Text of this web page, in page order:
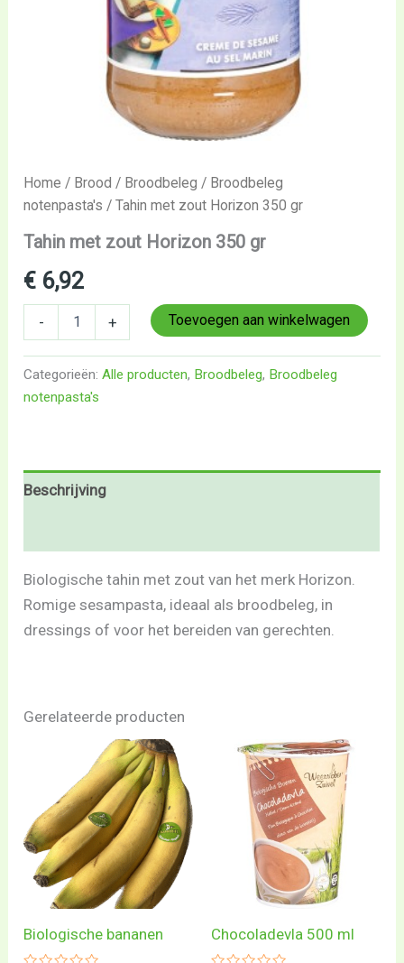
Home / Brood / Broodbeleg / Broodbeleg
notenpasta's / Tahin met zout Horizon 350 gr
Tahin met zout Horizon 350 gr
€ 6,92
- + Toevoegen aan winkelwagen
Categorieën:Alle producten, Broodbeleg, Broodbeleg
notenpasta's
Beschrijving
Biologische tahin met zout van het merk Horizon.
Romige sesampasta, ideaal als broodbeleg, in
dressings of voor het bereiden van gerechten.
Gerelateerde producten
Biologische bananen Chocoladevla 500 ml